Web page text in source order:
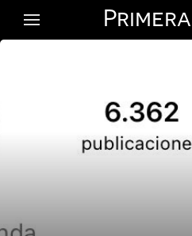
Primera